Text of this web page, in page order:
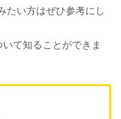
たい方はぜひ参考にし
て知ることができま